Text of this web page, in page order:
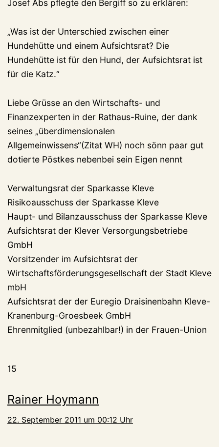
Josef Abs pflegte den Bergiff so zu erklären:
„Was ist der Unterschied zwischen einer
Hundehütte und einem Aufsichtsrat? Die
Hundehütte ist für den Hund, der Aufsichtsrat ist
für die Katz.“
Liebe Grüsse an den Wirtschafts- und
Finanzexperten in der Rathaus-Ruine, der dank
seines „überdimensionalen
Allgemeinwissens“(Zitat WH) noch sönn paar gut
dotierte Pöstkes nebenbei sein Eigen nennt
Verwaltungsrat der Sparkasse Kleve
Risikoausschuss der Sparkasse Kleve
Haupt- und Bilanzausschuss der Sparkasse Kleve
Aufsichtsrat der Klever Versorgungsbetriebe
GmbH
Vorsitzender im Aufsichtsrat der
Wirtschaftsförderungsgesellschaft der Stadt Kleve
mbH
Aufsichtsrat der der Euregio Draisinenbahn Kleve-
Kranenburg-Groesbeek GmbH
Ehrenmitglied (unbezahlbar!) in der Frauen-Union
15
Rainer Hoymann
22. September 2011 um 00:12 Uhr